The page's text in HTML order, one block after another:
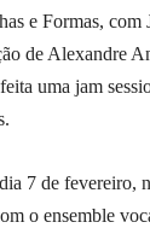
e Formas, com
de Alexandre
uma jam
7 de fevereiro,
o ensemble